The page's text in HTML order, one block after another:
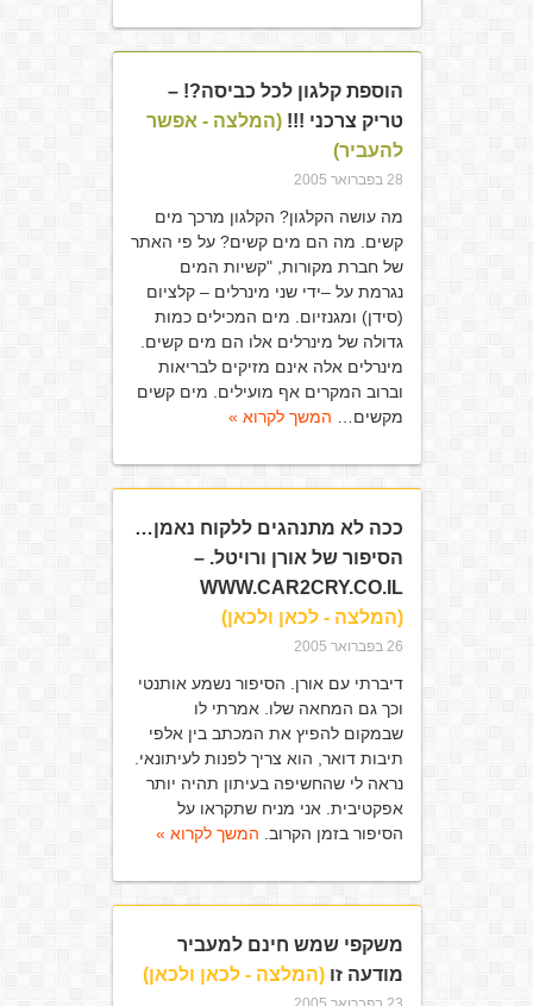
הוספת קלגון לכל כביסה?! –
טריק צרכני !!!(המלצה - אפשר
להעביר)
28 בפברואר 2005
מה עושה הקלגון? הקלגון מרכך מים
קשים. מה הם מים קשים? על פי האתר
של חברת מקורות, "קשיות המים
נגרמת על –ידי שני מינרלים – קלציום
(סידן) ומגנזיום. מים המכילים כמות
גדולה של מינרלים אלו הם מים קשים.
מינרלים אלה אינם מזיקים לבריאות
וברוב המקרים אף מועילים. מים קשים
מקשים… המשך לקרוא »
ככה לא מתנהגים ללקוח נאמן…
הסיפור של אורן ורויטל. –
WWW.CAR2CRY.CO.IL
(המלצה - לכאן ולכאן)
26 בפברואר 2005
דיברתי עם אורן. הסיפור נשמע אותנטי
וכך גם המחאה שלו. אמרתי לו
שבמקום להפיץ את המכתב בין אלפי
תיבות דואר, הוא צריך לפנות לעיתונאי.
נראה לי שהחשיפה בעיתון תהיה יותר
אפקטיבית. אני מניח שתקראו על
הסיפור בזמן הקרוב. המשך לקרוא »
משקפי שמש חינם למעביר
מודעה זו(המלצה - לכאן ולכאן)